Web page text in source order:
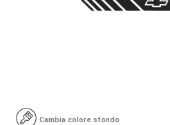
Cambia colore sfondo